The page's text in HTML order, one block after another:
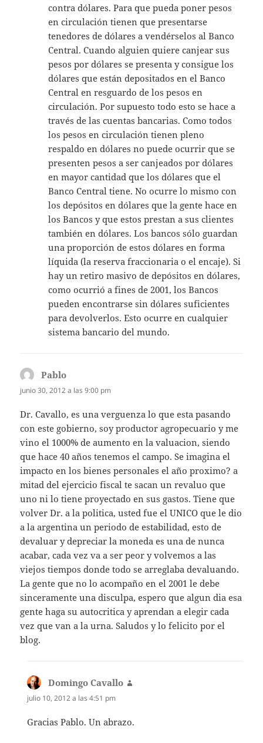
contra dólares. Para que pueda poner pesos
en circulación tienen que presentarse
tenedores de dólares a vendérselos al Banco
Central. Cuando alguien quiere canjear sus
pesos por dólares se presenta y consigue los
dólares que están depositados en el Banco
Central en resguardo de los pesos en
circulación. Por supuesto todo esto se hace a
través de las cuentas bancarias. Como todos
los pesos en circulación tienen pleno
respaldo en dólares no puede ocurrir que se
presenten pesos a ser canjeados por dólares
en mayor cantidad que los dólares que el
Banco Central tiene. No ocurre lo mismo con
los depósitos en dólares que la gente hace en
los Bancos y que estos prestan a sus clientes
también en dólares. Los bancos sólo guardan
una proporción de estos dólares en forma
líquida (la reserva fraccionaria o el encaje). Si
hay un retiro masivo de depósitos en dólares,
como ocurrió a fines de 2001, los Bancos
pueden encontrarse sin dólares suficientes
para devolverlos. Esto ocurre en cualquier
sistema bancario del mundo.
Pablo
junio 30, 2012 a las 9:00 pm
Dr. Cavallo, es una verguenza lo que esta pasando
con este gobierno, soy productor agropecuario y me
vino el 1000% de aumento en la valuacion, siendo
que hace 40 años tenemos el campo. Se imagina el
impacto en los bienes personales el año proximo? a
mitad del ejercicio fiscal te sacan un revaluo que
uno ni lo tiene proyectado en sus gastos. Tiene que
volver Dr. a la politica, usted fue el UNICO que le dio
a la argentina un periodo de estabilidad, esto de
devaluar y depreciar la moneda es una de nunca
acabar, cada vez va a ser peor y volvemos a las
viejos tiempos donde todo se arreglaba devaluando.
La gente que no lo acompaño en el 2001 le debe
sinceramente una disculpa, espero que algun dia esa
gente haga su autocritica y aprendan a elegir cada
vez que van a la urna. Saludos y lo felicito por el
blog.
Domingo Cavallo
julio 10, 2012 a las 4:51 pm
Gracias Pablo. Un abrazo.